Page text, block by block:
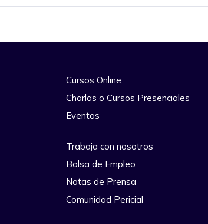
Cursos Online
Charlas o Cursos Presenciales
Eventos
Trabaja con nosotros
Bolsa de Empleo
Notas de Prensa
Comunidad Pericial